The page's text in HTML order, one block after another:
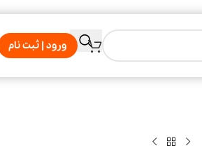
ورود | ثبت نام